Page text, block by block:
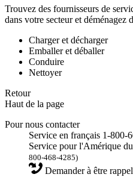
Trouvez des fournisseurs de
dans votre secteur et déménagez
Charger et décharger
Emballer et déballer
Conduire
Nettoyer
Retour
Haut de la page
Pour nous contacter
Service en français 1-800-
Service pour l'Amérique
800-468-4285)
Demander à être